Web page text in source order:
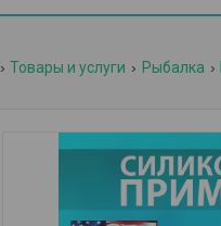
Товары и услуги Рыбалка